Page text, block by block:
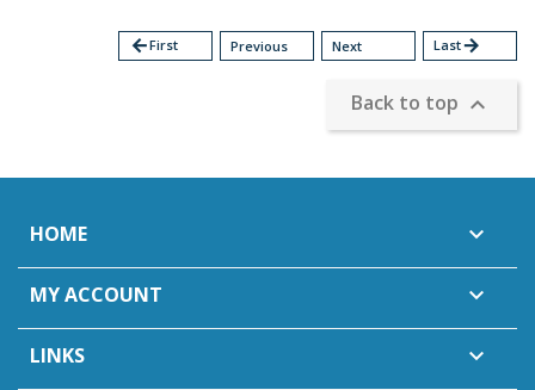
arrow_backFirst Previous Next Lastarrow_forward
Back to top 
HOME 
MY ACCOUNT 
LINKS 